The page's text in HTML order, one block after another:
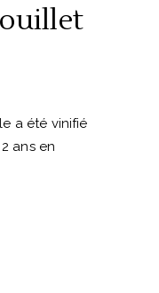
a été vinifié
ans en